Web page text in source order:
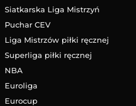
Siatkarska Liga Mistrzyń
Puchar CEV
Liga Mistrzów piłki ręcznej
Superliga piłki ręcznej
NBA
Euroliga
Eurocup